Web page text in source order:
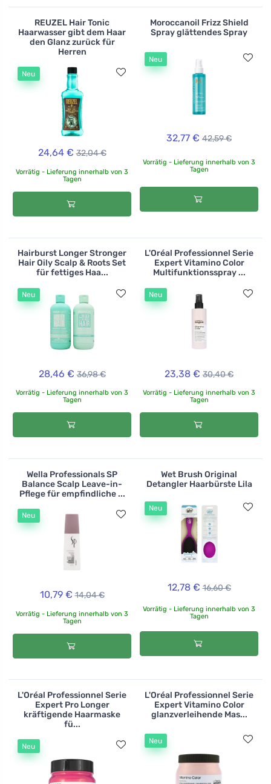
REUZEL Hair Tonic
Haarwasser gibt dem Haar
den Glanz zurück für
Herren
Neu
24,64 € 32,04 €
Vorrätig - Lieferung innerhalb von 3
Tagen
Moroccanoil Frizz Shield
Spray glättendes Spray
Neu
32,77 € 42,59 €
Vorrätig - Lieferung innerhalb von 3
Tagen
Hairburst Longer Stronger
Hair Oily Scalp & Roots Set
für fettiges Haa...
Neu
28,46 € 36,98 €
Vorrätig - Lieferung innerhalb von 3
Tagen
L'Oréal Professionnel Serie
Expert Vitamino Color
Multifunktionsspray ...
Neu
23,38 € 30,40 €
Vorrätig - Lieferung innerhalb von 3
Tagen
Wella Professionals SP
Balance Scalp Leave-in-
Pflege für empfindliche ...
Neu
10,79 € 14,04 €
Vorrätig - Lieferung innerhalb von 3
Tagen
Wet Brush Original
Detangler Haarbürste Lila
Neu
12,78 € 16,60 €
Vorrätig - Lieferung innerhalb von 3
Tagen
L'Oréal Professionnel Serie
Expert Pro Longer
kräftigende Haarmaske
fü...
Neu
L'Oréal Professionnel Serie
Expert Vitamino Color
glanzverleihende Mas...
Neu